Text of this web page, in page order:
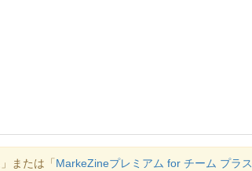
」または「 MarkeZineプレミアム for チーム プラス